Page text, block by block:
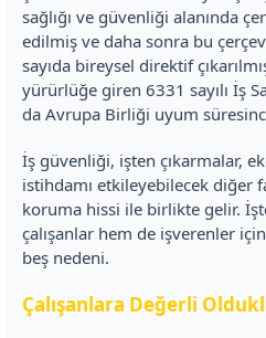
sağlığı ve güvenliği alanında
edilmiş ve daha sonra bu
sayıda bireysel direktif
yürürlüğe giren 6331 sayılı İş
da Avrupa Birliği uyum
İş güvenliği, işten çıkarmalar,
istihdamı etkileyebilecek diğer
koruma hissi ile birlikte gelir.
çalışanlar hem de işverenler
beş nedeni.
Çalışanlara Değerli